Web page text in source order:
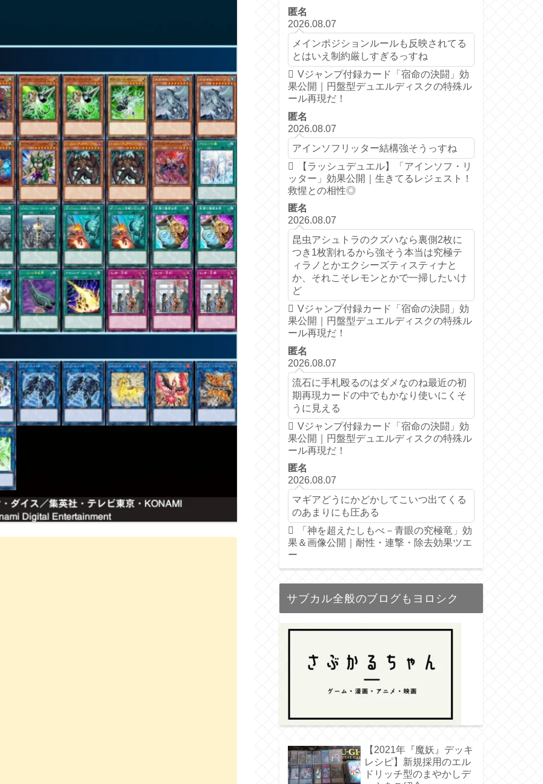
匿名
2026.08.07
メインポジションルールも反映されてる
とはいえ制約厳しすぎるっすね
Vジャンプ付録カード「宿命の決闘」効
果公開｜円盤型デュエルディスクの特殊ル
ール再現だ！
匿名
2026.08.07
アインソフリッター結構強そうっすね
【ラッシュデュエル】「アインソフ・リ
ッター」効果公開｜生きてるレジェスト！
救惺との相性◎
匿名
2026.08.07
昆虫アシュトラのクズハなら裏側2枚に
つき1枚割れるから強そう本当は究極テ
ィラノとかエクシーズティスティナと
か、それこそレモンとかで一掃したいけ
ど
Vジャンプ付録カード「宿命の決闘」効
果公開｜円盤型デュエルディスクの特殊ル
ール再現だ！
匿名
2026.08.07
流石に手札殴るのはダメなのね最近の初
期再現カードの中でもかなり使いにくそ
うに見える
Vジャンプ付録カード「宿命の決闘」効
果公開｜円盤型デュエルディスクの特殊ル
ール再現だ！
匿名
2026.08.07
マギアどうにかどかしてこいつ出てくる
のあまりにも圧ある
「神を超えたしもべ－青眼の究極竜」効
果＆画像公開｜耐性・連撃・除去効果ツエ
ー
サブカル全般のブログもヨロシク
【2021年『魔妖』デッキ
レシピ】新規採用のエル
ドリッチ型のまやかしデ